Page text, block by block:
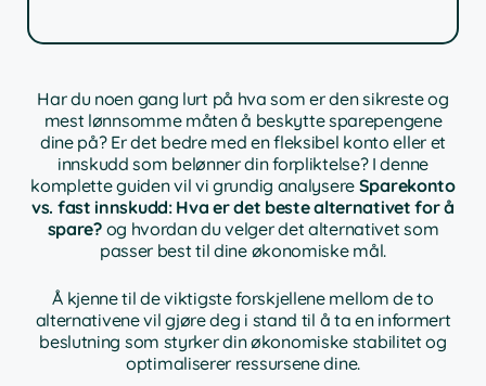
Har du noen gang lurt på hva som er den sikreste og
mest lønnsomme måten å beskytte sparepengene
dine på? Er det bedre med en fleksibel konto eller et
innskudd som belønner din forpliktelse? I denne
komplette guiden vil vi grundig analysere Sparekonto
vs. fast innskudd: Hva er det beste alternativet for å
spare?og hvordan du velger det alternativet som
passer best til dine økonomiske mål.
Å kjenne til de viktigste forskjellene mellom de to
alternativene vil gjøre deg i stand til å ta en informert
beslutning som styrker din økonomiske stabilitet og
optimaliserer ressursene dine.